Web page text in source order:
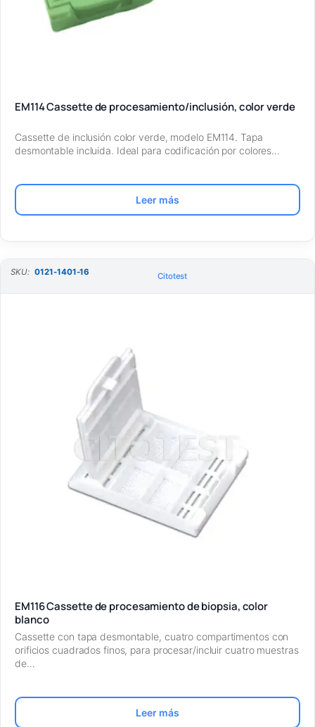
EM114 Cassette de procesamiento/inclusión, color verde
Cassette de inclusión color verde, modelo EM114. Tapa
desmontable incluida. Ideal para codificación por colores…
Leer más
SKU: 0121-1401-16 Citotest
EM116 Cassette de procesamiento de biopsia, color
blanco
Cassette con tapa desmontable, cuatro compartimentos con
orificios cuadrados finos, para procesar/incluir cuatro muestras
de…
Leer más